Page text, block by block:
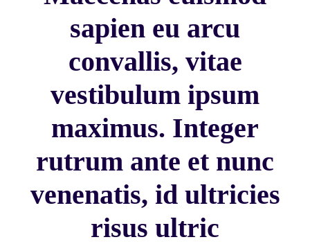
sapien eu arcu
convallis, vitae
vestibulum ipsum
maximus. Integer
rutrum ante et nunc
venenatis, id ultricies
risus ultric